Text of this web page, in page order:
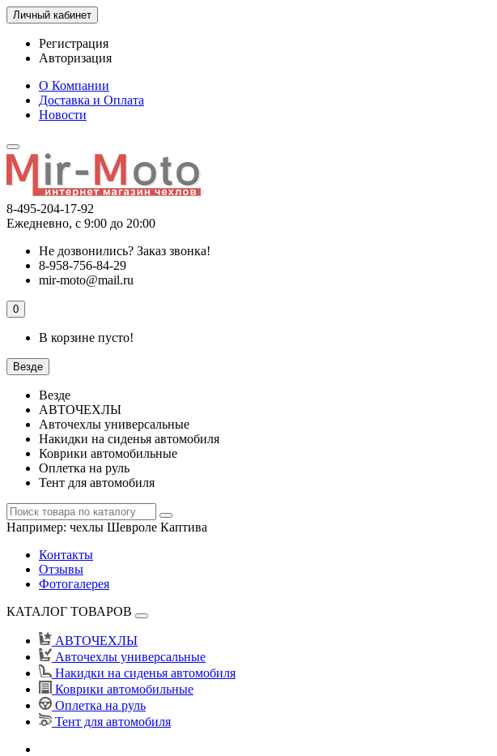
Личный кабинет
Регистрация
Авторизация
О Компании
Доставка и Оплата
Новости
8-495-204-17-92
Ежедневно, с 9:00 до 20:00
Не дозвонились? Заказ звонка!
8-958-756-84-29
mir-moto@mail.ru
0
В корзине пусто!
Везде
Везде
АВТОЧЕХЛЫ
Авточехлы универсальные
Накидки на сиденья автомобиля
Коврики автомобильные
Оплетка на руль
Тент для автомобиля
Например: чехлы Шевроле Каптива
Контакты
Отзывы
Фотогалерея
КАТАЛОГ ТОВАРОВ
АВТОЧЕХЛЫ
Авточехлы универсальные
Накидки на сиденья автомобиля
Коврики автомобильные
Оплетка на руль
Тент для автомобиля